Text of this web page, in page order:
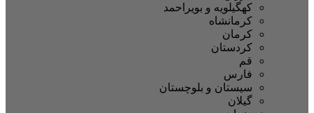
کهگیلویه و بویراحمد
کرمانشاه
کردستان
سیستان و بلوچستان